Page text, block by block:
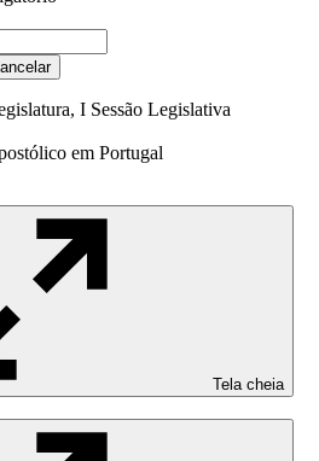
I Sessão Legislativa
em Portugal
Tela cheia